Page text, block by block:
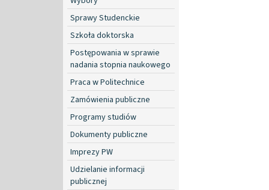
Sprawy Studenckie
Szkoła doktorska
Postępowania w sprawie
nadania stopnia naukowego
Praca w Politechnice
Zamówienia publiczne
Programy studiów
Dokumenty publiczne
Imprezy PW
Udzielanie informacji
publicznej